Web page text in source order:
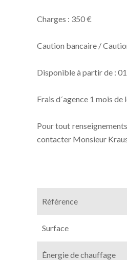
Charges : 350 €
Caution bancaire /
Disponible à partir de :
Frais d´agence 1 mois
Pour tout
contacter Monsieur
Référence
Surface
Énergie de chauffage